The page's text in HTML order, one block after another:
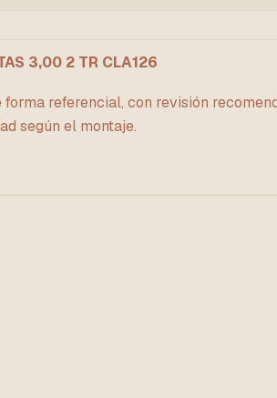
3,00 2 TR CLA126
referencial, con revisión
según el montaje.